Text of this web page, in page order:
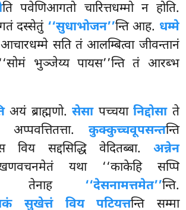
ति पवेणिआगतो चारित्तधम्मो न होति.
दस्सेतुं ‘‘सुधाभोजन’’न्ति आह. धम्मे
सति तं आलम्बित्वा जीवन्तानं
भुञ्जेय्य पायस’’न्ति तं आरब्भ
अयं ब्राह्मणो.सेसापच्चयानिद्दोसाते
कुक्कुच्चवूपसन्तन्ति
विय सद्दसिद्धि वेदितब्बा. अन्नेन
यथा ‘‘काकेहि सप्पि
तेनाह ‘‘देसनामत्तमेत’’न्ति.
सुखेत्तं विय पटियत्तन्ति सम्मा